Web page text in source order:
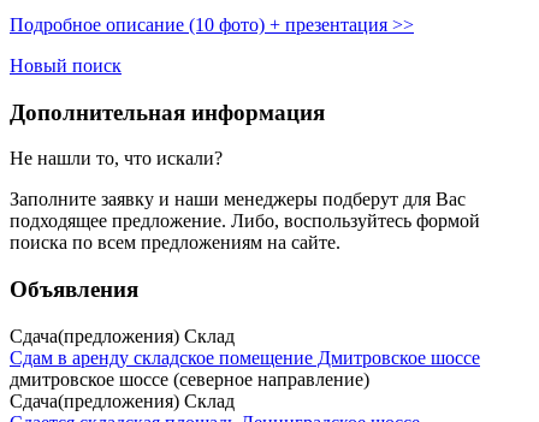
Подробное описание (10 фото) + презентация >>
Новый поиск
Дополнительная информация
Не нашли то, что искали?
Заполните заявку и наши менеджеры подберут для Вас
подходящее предложение. Либо, воспользуйтесь формой
поиска по всем предложениям на сайте.
Объявления
Сдача(предложения) Склад
Сдам в аренду складское помещение Дмитровское шоссе
дмитровское шоссе (северное направление)
Сдача(предложения) Склад